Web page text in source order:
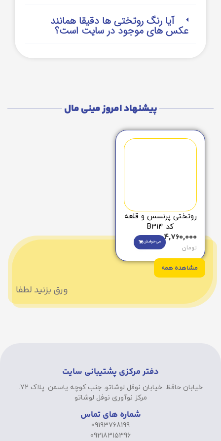
آیا رنگ روتختی ها دقیقا همانند
عکس های موجود در سایت است؟
پیشنهاد امروز مینی مال
روتختی پرنسس و قلعه
کد B314
4,760,000
تومان
می‌خوامش
مشاهده همه
ورق بزنید لطفا
دفتر مرکزی پشتیبانی سایت
خیابان حافظ. خیابان نوفل لوشاتو. جنب کوچه یاسمن. پلاک 72.
مرکز نوآوری نوفل لوشاتو
شماره های تماس
09193768199
09218315396